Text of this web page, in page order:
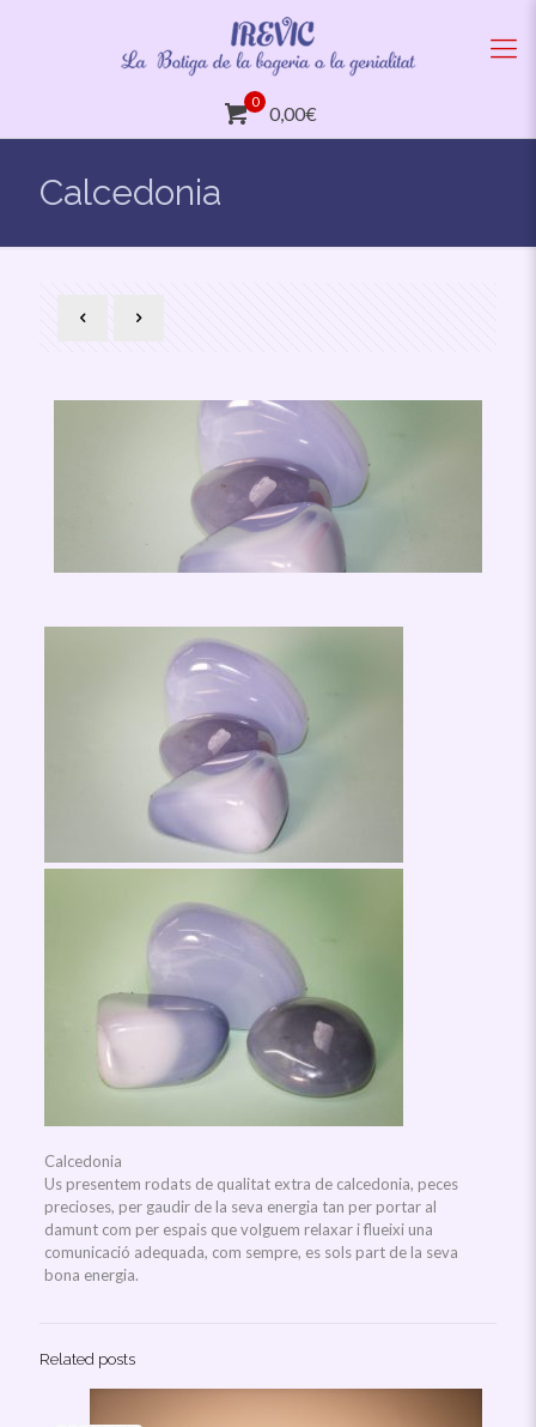
0
0,00€
Calcedonia
Calcedonia
Us presentem rodats de qualitat extra de calcedonia, peces
precioses, per gaudir de la seva energia tan per portar al
damunt com per espais que volguem relaxar i flueixi una
comunicació adequada, com sempre, es sols part de la seva
bona energia.
Related posts